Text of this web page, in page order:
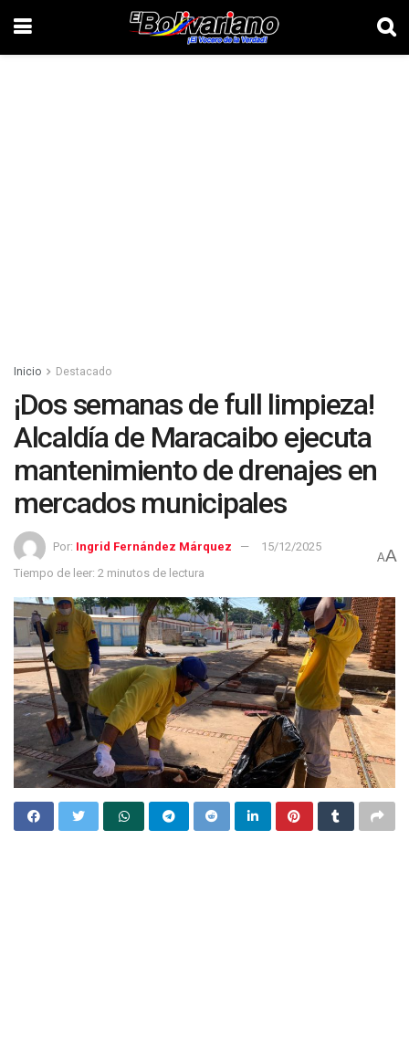
Inicio Destacado
¡Dos semanas de full limpieza!
Alcaldía de Maracaibo ejecuta
mantenimiento de drenajes en
mercados municipales
Por: Ingrid Fernández Márquez
15/12/2025
Tiempo de leer: 2 minutos de lectura
AA